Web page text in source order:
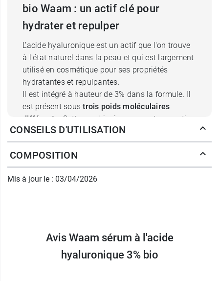
bio Waam : un actif clé pour
hydrater et repulper
L’acide hyaluronique est un actif que l'on trouve
à l'état naturel dans la peau et qui est largement
utilisé en cosmétique pour ses propriétés
hydratantes et repulpantes.
Il est intégré à hauteur de 3% dans la formule. Il
est présent soustrois poids moléculaires
différents
. Cette combinaison permet une action
à plusieurs niveaux de la peau.
Lehaut poids moléculairereste en surface et
contribue à former un film protecteur limitant
l’évaporation de l’eau. Lepoids moléculaire
intermédiairepénètre légèrement pour aider à
cutanée.
L’acide hyaluronique agit comme une éponge qui
CONSEILS D'UTILISATION
COMPOSITION
Mis à jour le : 03/04/2026
Avis Waam sérum à l'acide
hyaluronique 3% bio